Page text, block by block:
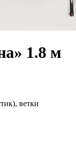
1.8 м
ветки